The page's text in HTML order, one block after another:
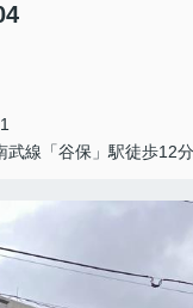
武線「谷保」駅徒歩12分